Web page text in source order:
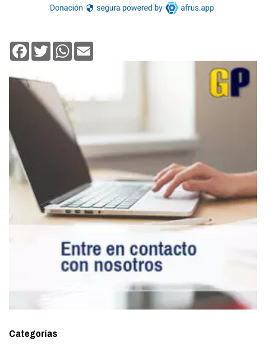
Facebook
TwitterWhatsApp
Categorías